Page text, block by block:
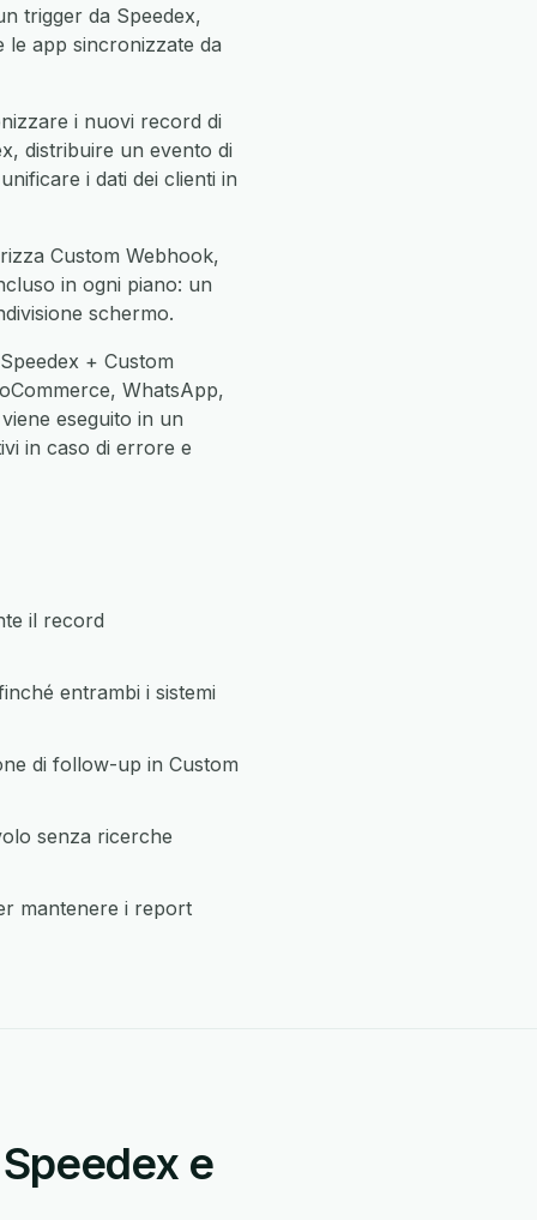
trigger da Speedex,
app sincronizzate da
i nuovi record di
distribuire un evento di
i dati dei clienti in
Custom Webhook,
in ogni piano: un
schermo.
+ Custom
WhatsApp,
eseguito in un
in caso di errore e
il record
entrambi i sistemi
di follow-up in Custom
senza ricerche
mantenere i report
e